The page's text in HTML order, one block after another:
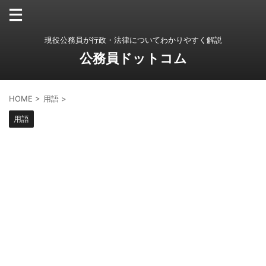
現役公務員が行政・法律についてわかりやすく解説
公務員ドットコム
HOME > 用語 >
用語